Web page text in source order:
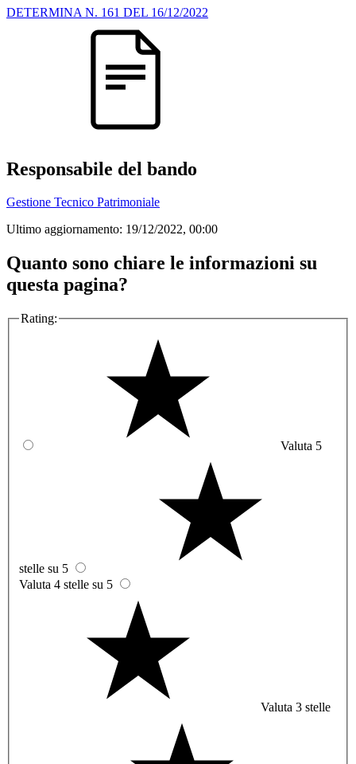
DETERMINA N. 161 DEL 16/12/2022
Responsabile del bando
Gestione Tecnico Patrimoniale
Ultimo aggiornamento: 19/12/2022, 00:00
Quanto sono chiare le informazioni su
questa pagina?
Rating:
Valuta 5
stelle su 5
Valuta 4 stelle su 5
Valuta 3 stelle